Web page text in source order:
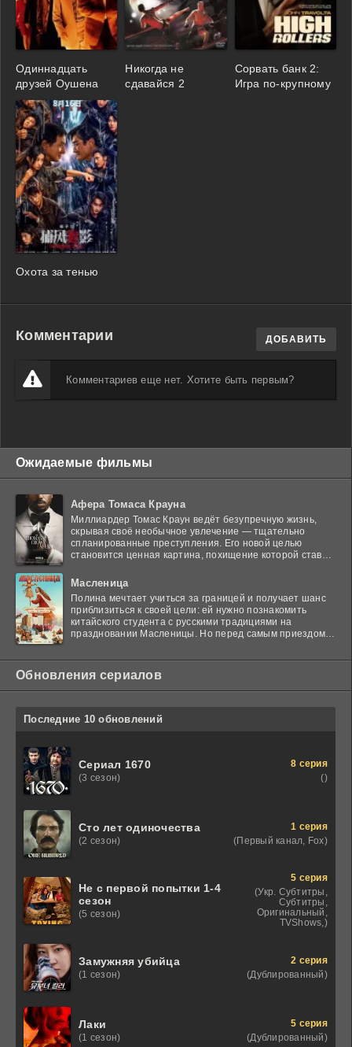
Одиннадцать
друзей Оушена
Никогда не
сдавайся 2
Сорвать банк 2:
Игра по-крупному
Охота за тенью
Комментарии ДОБАВИТЬ
Комментариев еще нет. Хотите быть первым?
Ожидаемые фильмы
Афера Томаса Крауна
Миллиардер Томас Краун ведёт безупречную жизнь,
скрывая своё необычное увлечение — тщательно
спланированные преступления. Его новой целью
становится ценная картина, похищение которой ставит
Масленица
Полина мечтает учиться за границей и получает шанс
приблизиться к своей цели: ей нужно познакомить
китайского студента с русскими традициями на
праздновании Масленицы. Но перед самым приездом
Обновления сериалов
Последние 10 обновлений
Сериал 1670
(3 сезон)
8 серия
()
Сто лет одиночества
(2 сезон)
1 серия
(Первый канал, Fox)
Не с первой попытки 1-4
сезон
(5 сезон)
5 серия
(Укр. Субтитры,
Субтитры,
Оригинальный,
TVShows,)
Замужняя убийца
(1 сезон)
2 серия
(Дублированный)
Лаки
(1 сезон)
5 серия
(Дублированный)